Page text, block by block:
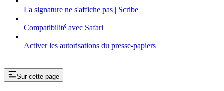
La signature ne s'affiche pas | Scribe
Compatibilité avec Safari
Activer les autorisations du presse-papiers
Sur cette page